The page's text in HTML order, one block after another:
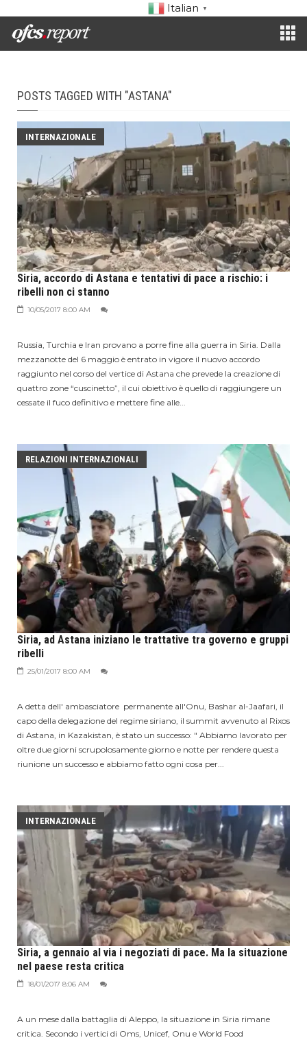
Italian ▼
POSTS TAGGED WITH "ASTANA"
INTERNAZIONALE
Siria, accordo di Astana e tentativi di pace a rischio: i
ribelli non ci stanno
10/05/2017 8:00 AM
Russia, Turchia e Iran provano a porre fine alla guerra in Siria. Dalla
mezzanotte del 6 maggio è entrato in vigore il nuovo accordo
raggiunto nel corso del vertice di Astana che prevede la creazione di
quattro zone “cuscinetto”, il cui obiettivo è quello di raggiungere un
cessate il fuco definitivo e mettere fine alle...
RELAZIONI INTERNAZIONALI
Siria, ad Astana iniziano le trattative tra governo e gruppi
ribelli
25/01/2017 8:00 AM
A detta dell' ambasciatore permanente all'Onu, Bashar al-Jaafari, il
capo della delegazione del regime siriano, il summit avvenuto al Rixos
di Astana, in Kazakistan, è stato un successo: " Abbiamo lavorato per
oltre due giorni scrupolosamente giorno e notte per rendere questa
riunione un successo e abbiamo fatto ogni cosa per...
INTERNAZIONALE
Siria, a gennaio al via i negoziati di pace. Ma la situazione
nel paese resta critica
18/01/2017 8:06 AM
A un mese dalla battaglia di Aleppo, la situazione in Siria rimane
critica. Secondo i vertici di Oms, Unicef, Onu e World Food